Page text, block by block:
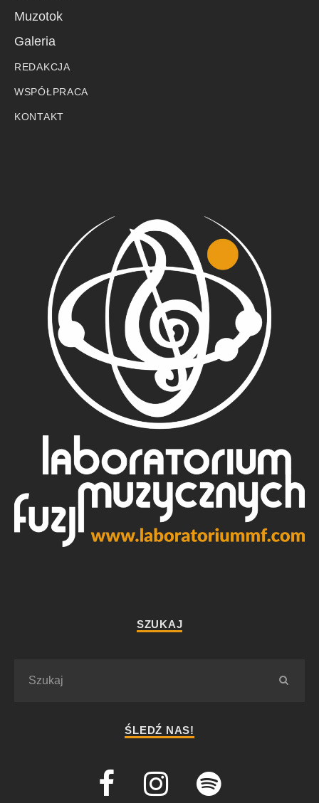
Muzotok
Galeria
REDAKCJA
WSPÓŁPRACA
KONTAKT
SZUKAJ
ŚLEDŹ NAS!